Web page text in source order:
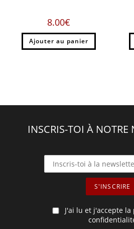
8.00€
Ajouter au panier
INSCRIS-TOI À NOTRE
J'ai lu et j'accepte